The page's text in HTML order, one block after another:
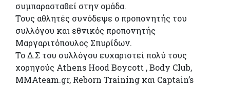
συμπαρασταθεί στην ομάδα.
Τους αθλητές συνόδεψε ο προπονητής του
συλλόγου και εθνικός προπονητής
Μαργαριτόπουλος Σπυρίδων.
Το Δ.Σ του συλλόγου ευχαριστεί πολύ τους
χορηγούς Athens Hood Boycott , Body Club,
MMAteam.gr, Reborn Training και Captain’s